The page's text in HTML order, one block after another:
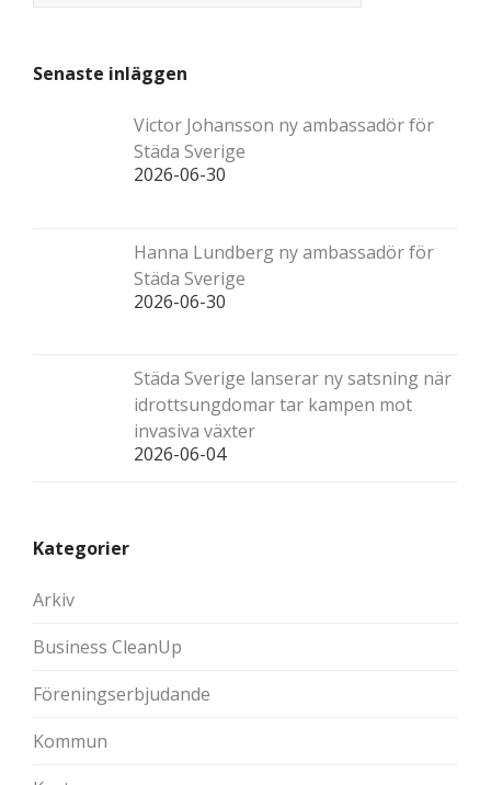
Senaste inläggen
Victor Johansson ny ambassadör för
Städa Sverige
2026-06-30
Hanna Lundberg ny ambassadör för
Städa Sverige
2026-06-30
Städa Sverige lanserar ny satsning när
idrottsungdomar tar kampen mot
invasiva växter
2026-06-04
Kategorier
Arkiv
Business CleanUp
Föreningserbjudande
Kommun